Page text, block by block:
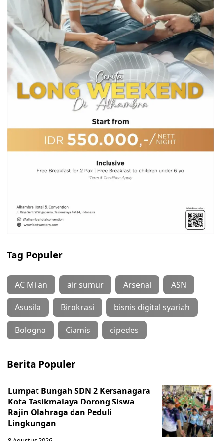
Tag Populer
AC Milan air sumur Arsenal ASN
Asusila Birokrasi bisnis digital syariah
Bologna Ciamis cipedes
Berita Populer
Lumpat Bungah SDN 2 Kersanagara
Kota Tasikmalaya Dorong Siswa
Rajin Olahraga dan Peduli
Lingkungan